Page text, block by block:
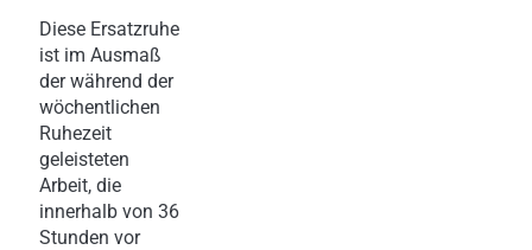
Diese Ersatzruhe
ist im Ausmaß
der während der
wöchentlichen
Ruhezeit
geleisteten
Arbeit, die
innerhalb von 36
Stunden vor